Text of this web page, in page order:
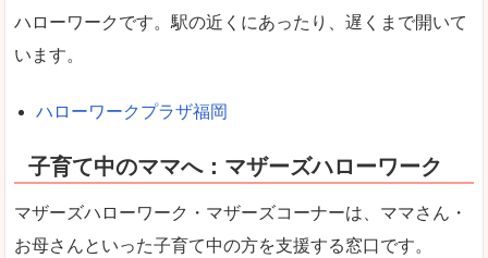
ハローワークです。駅の近くにあったり、遅くまで開いて
います。
ハローワークプラザ福岡
子育て中のママへ：マザーズハローワーク
マザーズハローワーク・マザーズコーナーは、ママさん・
お母さんといった子育て中の方を支援する窓口です。